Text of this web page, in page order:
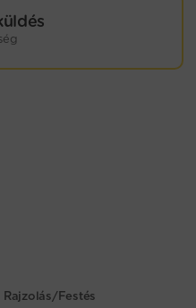
Rajzolás/Festés